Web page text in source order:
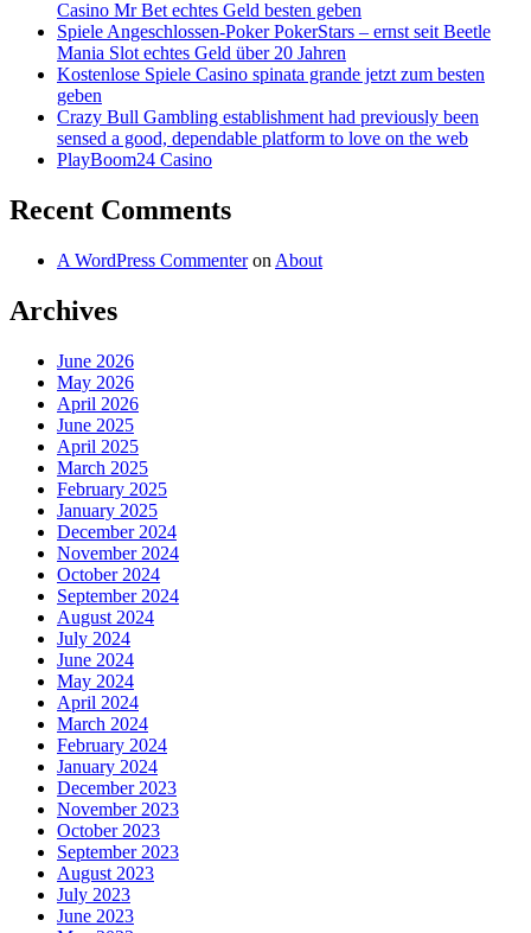
Casino Mr Bet echtes Geld besten geben
Spiele Angeschlossen-Poker PokerStars – ernst seit Beetle
Mania Slot echtes Geld über 20 Jahren
Kostenlose Spiele Casino spinata grande jetzt zum besten
geben
Crazy Bull Gambling establishment had previously been
sensed a good, dependable platform to love on the web
PlayBoom24 Casino
Recent Comments
A WordPress Commenteron About
Archives
June 2026
May 2026
April 2026
June 2025
April 2025
March 2025
February 2025
January 2025
December 2024
November 2024
October 2024
September 2024
August 2024
July 2024
June 2024
May 2024
April 2024
March 2024
February 2024
January 2024
December 2023
November 2023
October 2023
September 2023
August 2023
July 2023
June 2023